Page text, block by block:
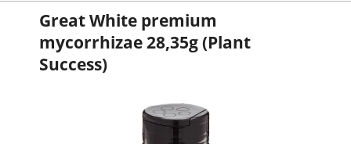
Great White premium
mycorrhizae 28,35g (Plant
Success)